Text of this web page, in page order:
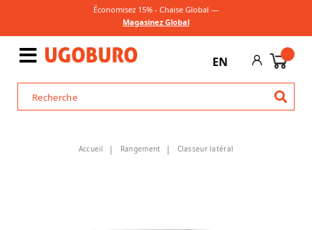
Économisez 15% - Chaise Global —
Magasinez Global
EN
Accueil Rangement Classeur latéral